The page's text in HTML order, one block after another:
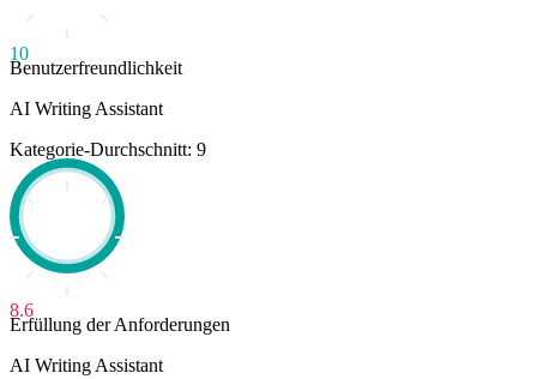
10
Benutzerfreundlichkeit
AI Writing Assistant
Kategorie-Durchschnitt: 9
8.6
Erfüllung der Anforderungen
AI Writing Assistant